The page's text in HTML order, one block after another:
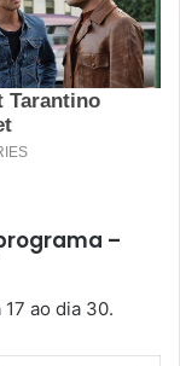
–
ao dia 30.